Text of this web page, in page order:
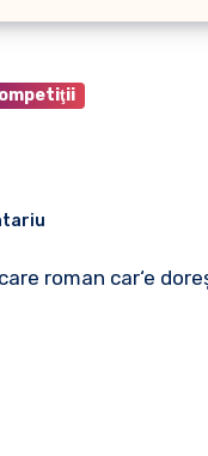
roman car‘e